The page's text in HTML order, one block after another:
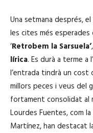
Una setmana després,
les cites més esperades
‘Retrobem la Sarsuela’
lírica. Es durà a terme a
l’entrada tindrà un cost
millors peces i veus del
fortament consolidat al
Lourdes Fuentes, com
Martínez, han destacat